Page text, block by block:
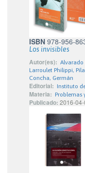
ISBN 978-956-
Los invisibles
Autor(es): Alvarado
Larroulet Philippi,
Concha, Germán
Editorial: Instituto
Materia: Problemas
Publicado: 2016-04-